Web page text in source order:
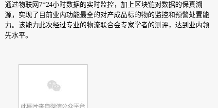
通过物联网7*24小时数据的实时监控，加上区块链对数据的保真溯
源，实现了目前业内功能最全的对产成品标的物的监控和预警处置能
力。该能力此次经过专业的物流联合会专家学者的测评，达到业内领
先水平。